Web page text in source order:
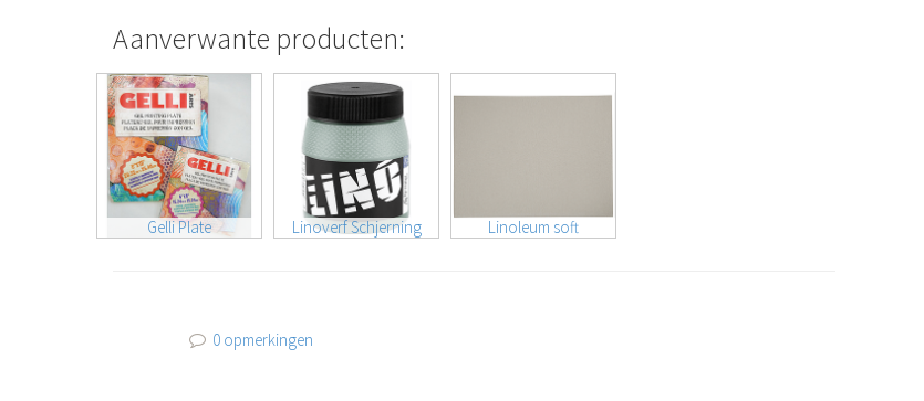
Aanverwante producten:
Gelli Plate Linoverf Schjerning Linoleum soft
0 opmerkingen